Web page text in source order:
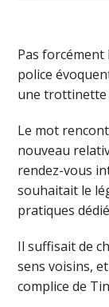
Pas forcément
police
une trottinette
Le mot
nouveau
rendez-vous
souhaitait le
pratiques
Il suffisait de
sens voisins,
complice de